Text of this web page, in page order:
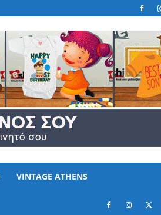
VINTAGE ATHENS